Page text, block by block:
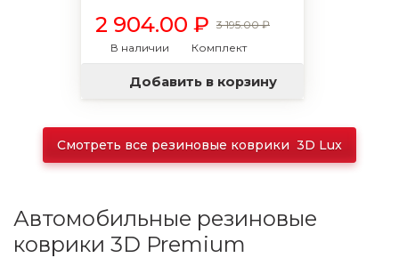
2 904.00 ₽ 3 195.00 ₽
В наличии
Комплект
Добавить в корзину
Смотреть все резиновые коврики 3D Lux
Автомобильные резиновые
коврики 3D Premium